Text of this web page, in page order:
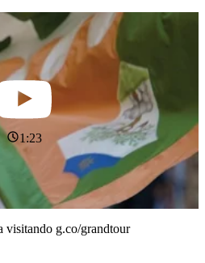
1:23
visitando g.co/grandtour